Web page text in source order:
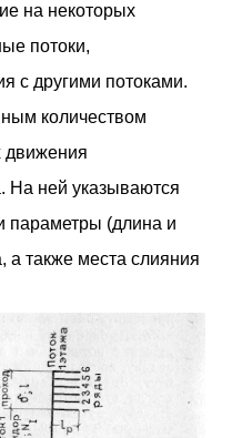
на некоторых
потоки,
с другими потоками.
количеством
движения
На ней указываются
параметры (длина и
также места слияния